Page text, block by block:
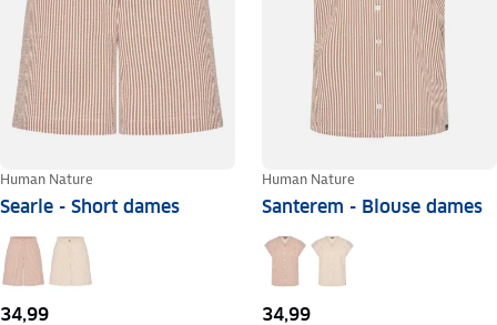
Human Nature
Searle - Short dames
34,99
Human Nature
Santerem - Blouse dames
34,99